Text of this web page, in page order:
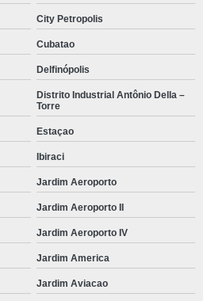
City Petropolis
Cubatao
Delfinópolis
Distrito Industrial Antônio Della –
Torre
Estaçao
Ibiraci
Jardim Aeroporto
Jardim Aeroporto II
Jardim Aeroporto IV
Jardim America
Jardim Aviacao